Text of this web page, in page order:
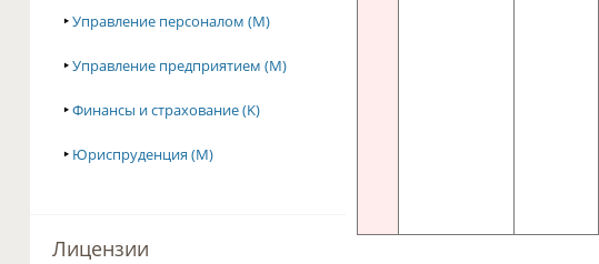
‣Управление персоналом (M)
‣Управление предприятием (M)
‣Финансы и страхование (K)
‣ Юриспруденция (M)
Лицензии